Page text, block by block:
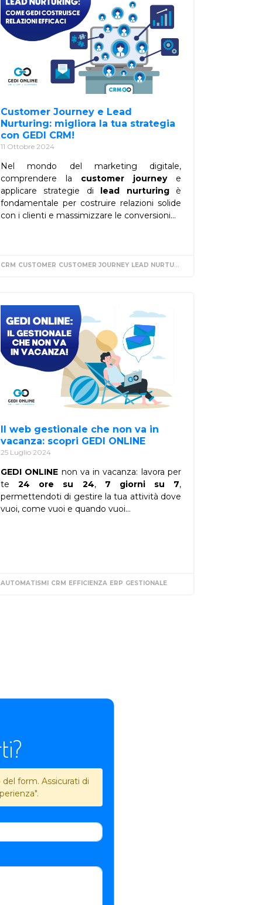
Customer Journey e Lead
Nurturing: migliora la tua strategia
con GEDI CRM!
11 Ottobre 2024
Nel mondo del marketing digitale,
comprendere la customer journeye
applicare strategie di lead nurturingè
fondamentale per costruire relazioni solide
con i clienti e massimizzare le conversioni...
CRM CUSTOMER CUSTOMER JOURNEY LEAD NURTURING
Il web gestionale che non va in
vacanza: scopri GEDI ONLINE
25 Luglio 2024
GEDI ONLINE non va in vacanza: lavora per
te 24 ore su 24,7 giorni su 7,
permettendoti di gestire la tua attività dove
vuoi, come vuoi e quando vuoi...
AUTOMATISMI CRM EFFICIENZA ERP GESTIONALE
form. Assicurati di